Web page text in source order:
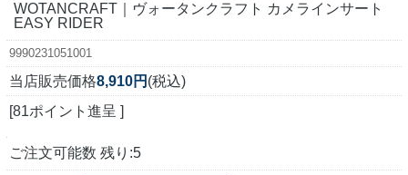
WOTANCRAFT｜ヴォータンクラフト カメラインサート
EASY RIDER
9990231051001
当店販売価格8,910円 (税込)
[81ポイント進呈 ]
ご注文可能数 残り:5